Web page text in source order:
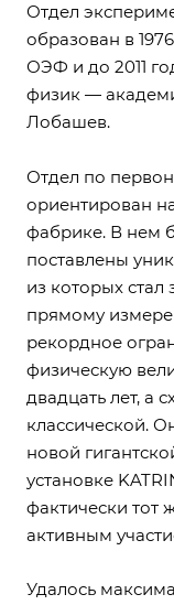
Отдел
образован в
ОЭФ и до 2011
физик —
Лобашев.
Отдел по
ориентирован
фабрике. В нем
поставлены
из которых
прямому
рекордное
физическую
двадцать лет, а
классической.
новой
установке
фактически тот
активным
Удалось